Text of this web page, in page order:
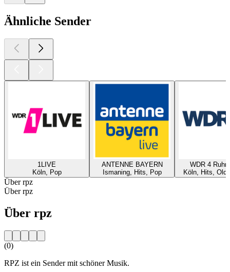
Ähnliche Sender
1LIVE
Köln, Pop
ANTENNE BAYERN
Ismaning, Hits, Pop
WDR 4
Köln, Hits,
Über rpz
Über rpz
Über rpz
(0)
RPZ ist ein Sender mit schöner Musik.